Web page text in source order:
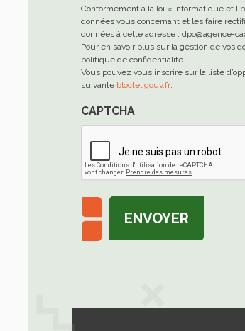
Conformément à la loi « informatique et
données vous concernant et les faire
données à cette adresse : dpo@agence-
Pour en savoir plus sur la gestion de vos
politique de confidentialité.
Vous pouvez vous inscrire sur la liste
suivante bloctel.gouv.fr.
CAPTCHA
ENVOYER